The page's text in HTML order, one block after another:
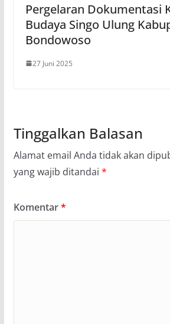
Pergelaran Dokumentasi
Budaya Singo Ulung
Bondowoso
27 Juni 2025
Tinggalkan Balasan
Alamat email Anda tidak akan
yang wajib ditandai *
Komentar*